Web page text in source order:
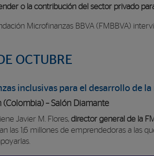
o la contribución del sector privado
Microfinanzas BBVA (FMBBVA)
OCTUBRE
inclusivas para el desarrollo de
(Colombia) – Salón Diamante
Javier M. Flores, director general de la
las 1,6 millones de emprendedoras a las